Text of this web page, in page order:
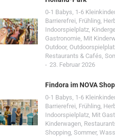
0-1 Babys, 1-6 Kleinkinder
Barrierefrei, Frühling,
Indoorspielplatz,
Gastronomie, Mit
Outdoor,
Restaurants & Cafés,
23. Februar 2026
Findora im NOVA
0-1 Babys, 1-6 Kleinkinder
Barrierefrei, Frühling,
Indoorspielplatz, Mit
Kinderwagen,
Shopping, Sommer,